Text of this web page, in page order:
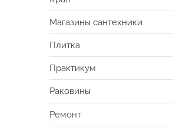
Магазины сантехники
Плитка
Практикум
Раковины
Ремонт